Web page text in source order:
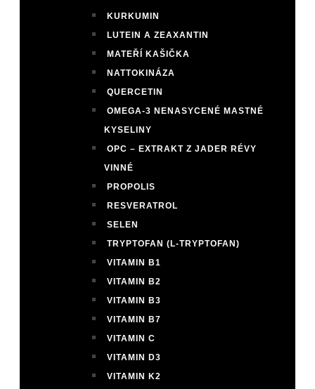
KURKUMIN
LUTEIN A ZEAXANTIN
MATEŘÍ KAŠIČKA
NATTOKINÁZA
QUERCETIN
OMEGA-3 NENASYCENÉ MASTNÉ
KYSELINY
OPC – EXTRAKT Z JADER RÉVY
VINNÉ
PROPOLIS
RESVERATROL
SELEN
TRYPTOFAN (L-TRYPTOFAN)
VITAMIN B1
VITAMIN B2
VITAMIN B3
VITAMIN B7
VITAMIN C
VITAMIN D3
VITAMIN K2